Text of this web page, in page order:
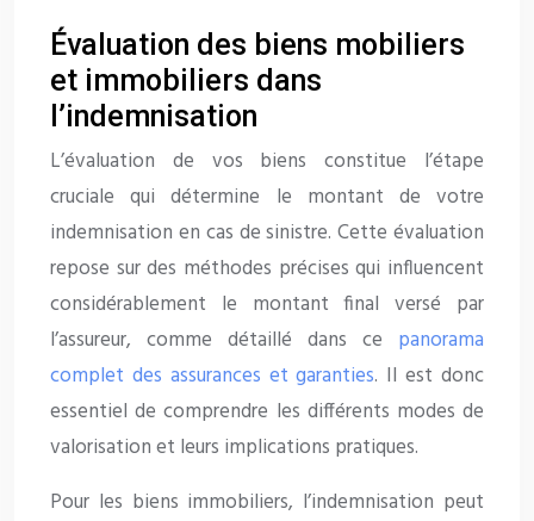
Évaluation des biens mobiliers
et immobiliers dans
l’indemnisation
L’évaluation de vos biens constitue l’étape
cruciale qui détermine le montant de votre
indemnisation en cas de sinistre. Cette évaluation
repose sur des méthodes précises qui influencent
considérablement le montant final versé par
l’assureur, comme détaillé dans ce panorama
complet des assurances et garanties. Il est donc
essentiel de comprendre les différents modes de
valorisation et leurs implications pratiques.
Pour les biens immobiliers, l’indemnisation peut